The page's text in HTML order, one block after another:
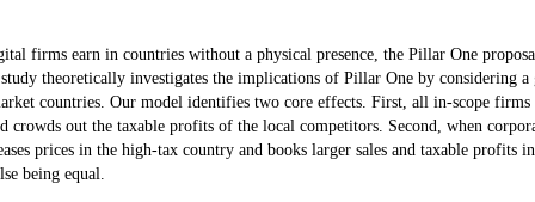
firms earn in countries without a physical presence, the Pillar One
theoretically investigates the implications of Pillar One by considering
countries. Our model identifies two core effects. First, all in-scope
crowds out the taxable profits of the local competitors. Second, when
prices in the high-tax country and books larger sales and taxable
being equal.